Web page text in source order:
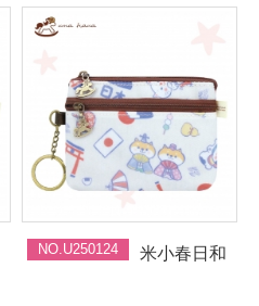
NO.U250124 米小春日和